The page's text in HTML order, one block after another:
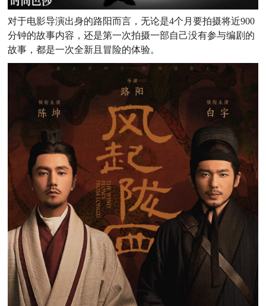
对于电影导演出身的路阳而言，无论是4个月要拍摄将近900
分钟的故事内容，还是第一次拍摄一部自己没有参与编剧的
故事，都是一次全新且冒险的体验。